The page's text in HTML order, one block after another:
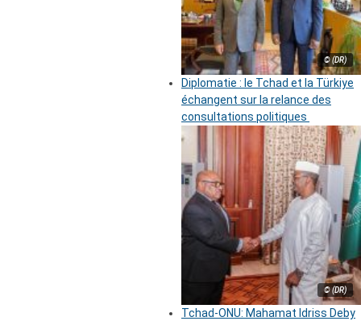
© (DR)
Diplomatie : le Tchad et la Türkiye
échangent sur la relance des
consultations politiques
© (DR)
Tchad-ONU: Mahamat Idriss Deby